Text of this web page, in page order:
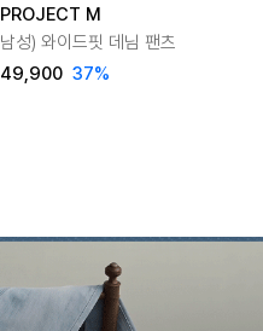
PROJECT M
남성) 와이드핏 데님 팬츠
49,900 37%